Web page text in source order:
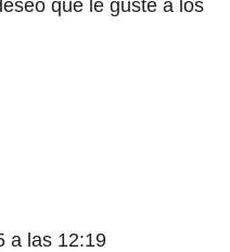
que le guste a los
a las 12:19